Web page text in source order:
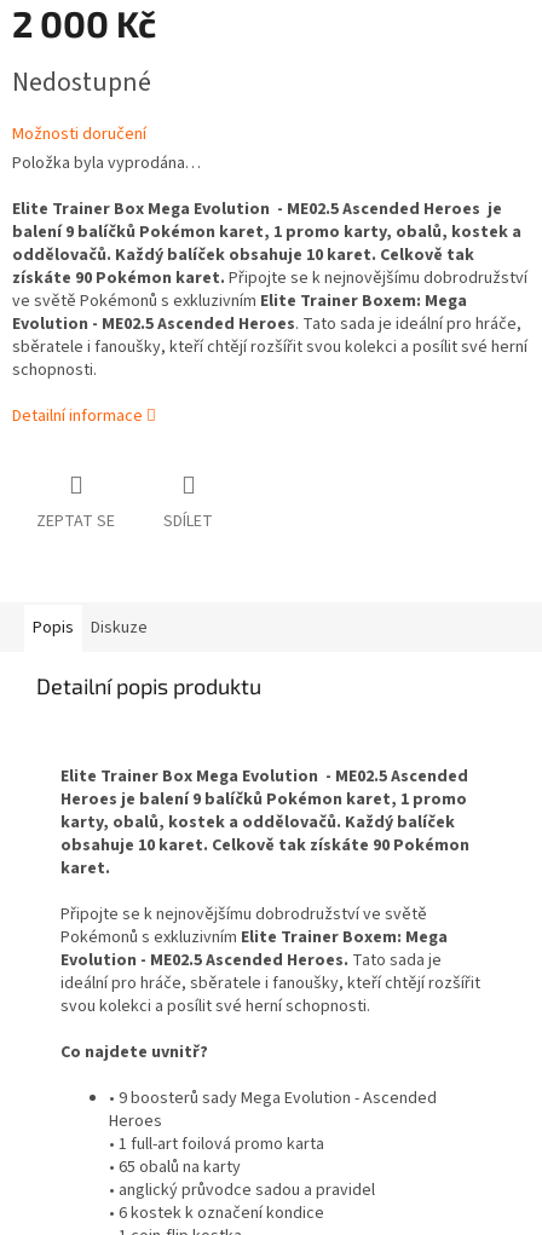
2 000 Kč
cena:
Nedostupné
Možnosti doručení
Položka byla vyprodána…
Elite Trainer Box Mega Evolution - ME02.5 Ascended Heroes je
balení 9 balíčků Pokémon karet, 1 promo karty, obalů, kostek a
oddělovačů. Každý balíček obsahuje 10 karet. Celkově tak
získáte 90 Pokémon karet. Připojte se k nejnovějšímu dobrodružství
ve světě Pokémonů s exkluzivním Elite Trainer Boxem: Mega
Evolution - ME02.5 Ascended Heroes. Tato sada je ideální pro hráče,
sběratele i fanoušky, kteří chtějí rozšířit svou kolekci a posílit své herní
schopnosti.
Detailní informace
ZEPTAT SE SDÍLET
Popis Diskuze
Detailní popis produktu
Elite Trainer Box Mega Evolution - ME02.5 Ascended
Heroes je balení 9 balíčků Pokémon karet, 1 promo
karty, obalů, kostek a oddělovačů. Každý balíček
obsahuje 10 karet. Celkově tak získáte 90 Pokémon
karet.
Připojte se k nejnovějšímu dobrodružství ve světě
Pokémonů s exkluzivním Elite Trainer Boxem: Mega
Evolution - ME02.5 Ascended Heroes. Tato sada je
ideální pro hráče, sběratele i fanoušky, kteří chtějí rozšířit
svou kolekci a posílit své herní schopnosti.
Co najdete uvnitř?
• 9 boosterů sady Mega Evolution - Ascended
Heroes
• 1 full-art foilová promo karta
• 65 obalů na karty
• anglický průvodce sadou a pravidel
• 6 kostek k označení kondice